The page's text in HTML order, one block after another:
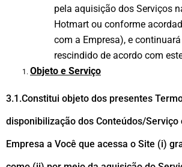
pela aquisição dos Serviços
Hotmart ou conforme
com a Empresa), e
rescindido de acordo com
Objeto e Serviço
3.1.Constitui objeto dos presentes
disponibilização dos Conteúdos/Serviço
Empresa a Você que acessa o Site (i)